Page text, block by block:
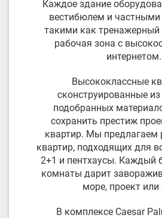
Каждое здание
вестибюлем и частными
такими как тренажерный
рабочая зона с
интернетом.
Высококлассные
сконструированные
подобранных
сохранить престиж
квартир. Мы предлагаем
квартир, подходящих для
2+1 и пентхаусы. Каждый
комнаты дарит
море, проект или
В комплексе Caesar